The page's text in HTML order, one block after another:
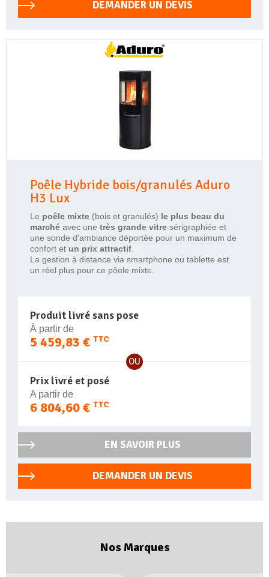
DEMANDER UN DEVIS
Poêle Hybride bois/granulés Aduro
H3 Lux
Le poêle mixte (bois et granulés) le plus beau du
marché avec une très grande vitre sérigraphiée et
une sonde d'ambiance déportée pour un maximum de
confort et un prix attractif
La gestion à distance via smartphone ou tablette est
un réel plus pour ce pôele mixte.
Produit livré sans pose
À partir de
5 459,83 € TTC
OU
Prix livré et posé
A partir de
6 804,60 € TTC
EN SAVOIR PLUS
DEMANDER UN DEVIS
Nos Marques